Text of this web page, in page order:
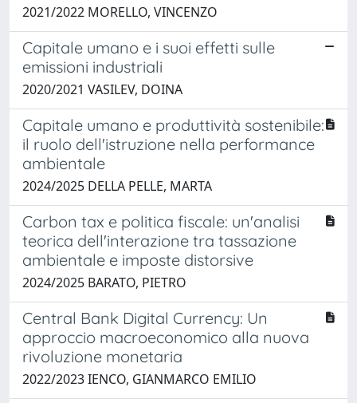
2021/2022 MORELLO, VINCENZO
Capitale umano e i suoi effetti sulle
emissioni industriali
2020/2021 VASILEV, DOINA
Capitale umano e produttività sostenibile:
il ruolo dell'istruzione nella performance
ambientale
2024/2025 DELLA PELLE, MARTA
Carbon tax e politica fiscale: un'analisi
teorica dell'interazione tra tassazione
ambientale e imposte distorsive
2024/2025 BARATO, PIETRO
Central Bank Digital Currency: Un
approccio macroeconomico alla nuova
rivoluzione monetaria
2022/2023 IENCO, GIANMARCO EMILIO